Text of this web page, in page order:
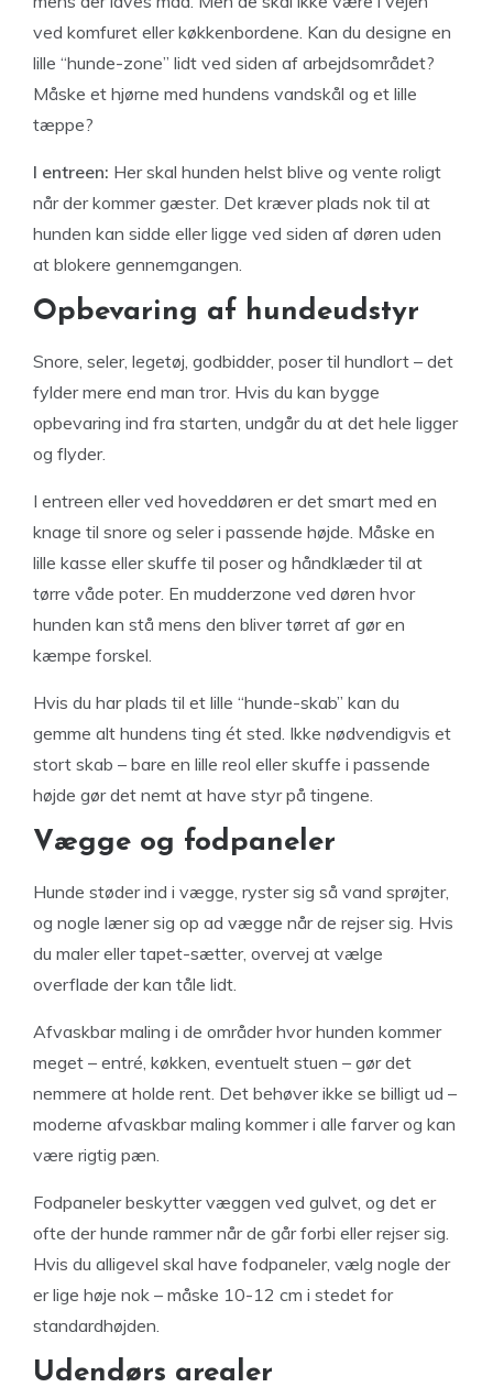
ved komfuret eller køkkenbordene. Kan du designe en
lille “hunde-zone” lidt ved siden af arbejdsområdet?
Måske et hjørne med hundens vandskål og et lille
tæppe?
I entreen: Her skal hunden helst blive og vente roligt
når der kommer gæster. Det kræver plads nok til at
hunden kan sidde eller ligge ved siden af døren uden
at blokere gennemgangen.
Opbevaring af hundeudstyr
Snore, seler, legetøj, godbidder, poser til hundlort – det
fylder mere end man tror. Hvis du kan bygge
opbevaring ind fra starten, undgår du at det hele ligger
og flyder.
I entreen eller ved hoveddøren er det smart med en
knage til snore og seler i passende højde. Måske en
lille kasse eller skuffe til poser og håndklæder til at
tørre våde poter. En mudderzone ved døren hvor
hunden kan stå mens den bliver tørret af gør en
kæmpe forskel.
Hvis du har plads til et lille “hunde-skab” kan du
gemme alt hundens ting ét sted. Ikke nødvendigvis et
stort skab – bare en lille reol eller skuffe i passende
højde gør det nemt at have styr på tingene.
Vægge og fodpaneler
Hunde støder ind i vægge, ryster sig så vand sprøjter,
og nogle læner sig op ad vægge når de rejser sig. Hvis
du maler eller tapet-sætter, overvej at vælge
overflade der kan tåle lidt.
Afvaskbar maling i de områder hvor hunden kommer
meget – entré, køkken, eventuelt stuen – gør det
nemmere at holde rent. Det behøver ikke se billigt ud –
moderne afvaskbar maling kommer i alle farver og kan
være rigtig pæn.
Fodpaneler beskytter væggen ved gulvet, og det er
ofte der hunde rammer når de går forbi eller rejser sig.
Hvis du alligevel skal have fodpaneler, vælg nogle der
er lige høje nok – måske 10-12 cm i stedet for
standardhøjden.
Udendørs arealer